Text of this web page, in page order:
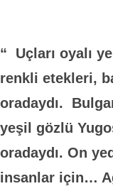
“ Uçları oyalı
renkli etekleri,
oradaydı.
yeşil gözlü
oradaydı. On
insanlar için…